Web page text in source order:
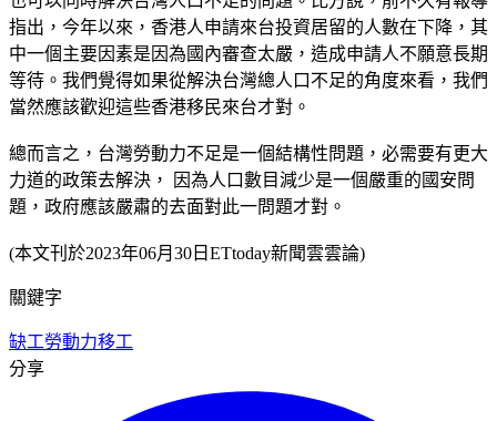
指出，今年以來，香港人申請來台投資居留的人數在下降，其
中一個主要因素是因為國內審查太嚴，造成申請人不願意長期
等待。我們覺得如果從解決台灣總人口不足的角度來看，我們
當然應該歡迎這些香港移民來台才對。
總而言之，台灣勞動力不足是一個結構性問題，必需要有更大
力道的政策去解決， 因為人口數目減少是一個嚴重的國安問
題，政府應該嚴肅的去面對此一問題才對。
(本文刊於2023年06月30日ETtoday新聞雲雲論)
關鍵字
缺工勞動力移工
分享